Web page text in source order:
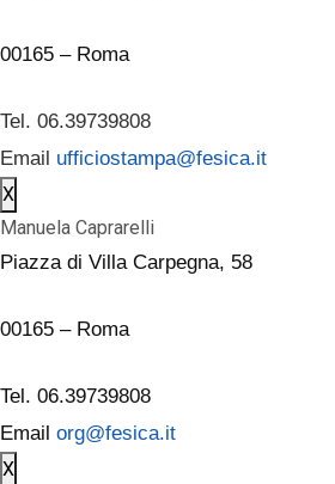
00165 – Roma
Tel. 06.39739808
Email ufficiostampa@fesica.it
X
Manuela Caprarelli
Piazza di Villa Carpegna, 58
00165 – Roma
Tel. 06.39739808
Email org@fesica.it
X